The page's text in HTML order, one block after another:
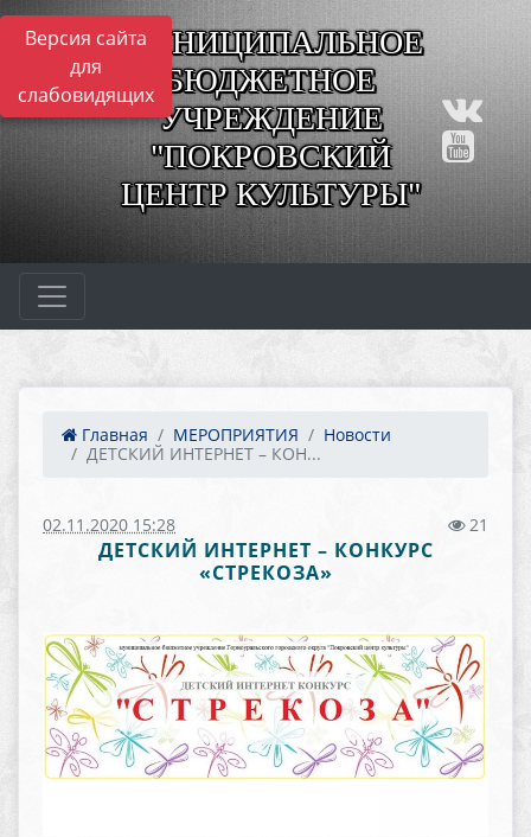
Версия сайта
для
слабовидящих
МУНИЦИПАЛЬНОЕ
БЮДЖЕТНОЕ
УЧРЕЖДЕНИЕ
"ПОКРОВСКИЙ
ЦЕНТР КУЛЬТУРЫ"
Главная МЕРОПРИЯТИЯ
Новости
ДЕТСКИЙ ИНТЕРНЕТ – КОН...
02.11.2020 15:28 21
ДЕТСКИЙ ИНТЕРНЕТ – КОНКУРС
«СТРЕКОЗА»